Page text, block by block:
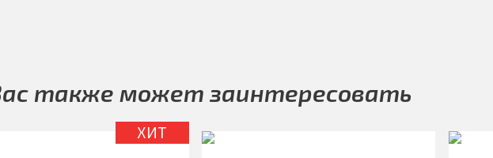
также может заинтересовать
ХИТ